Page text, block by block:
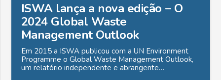
ISWA lança a nova edição – O
2024 Global Waste
Management Outlook
Em 2015 a ISWA publicou com a UN Environment
Programme o Global Waste Management Outlook,
um relatório independente e abrangente…